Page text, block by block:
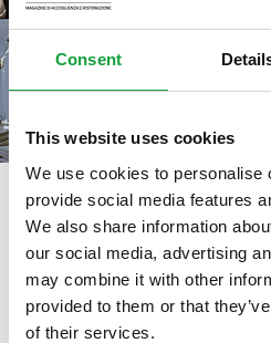
Consent
This website uses cookies
We use cookies to personalise
provide social media features
We also share information
our social media, advertising
may combine it with other
provided to them or that
of their services.
tag directory > milano da
Milano da bere